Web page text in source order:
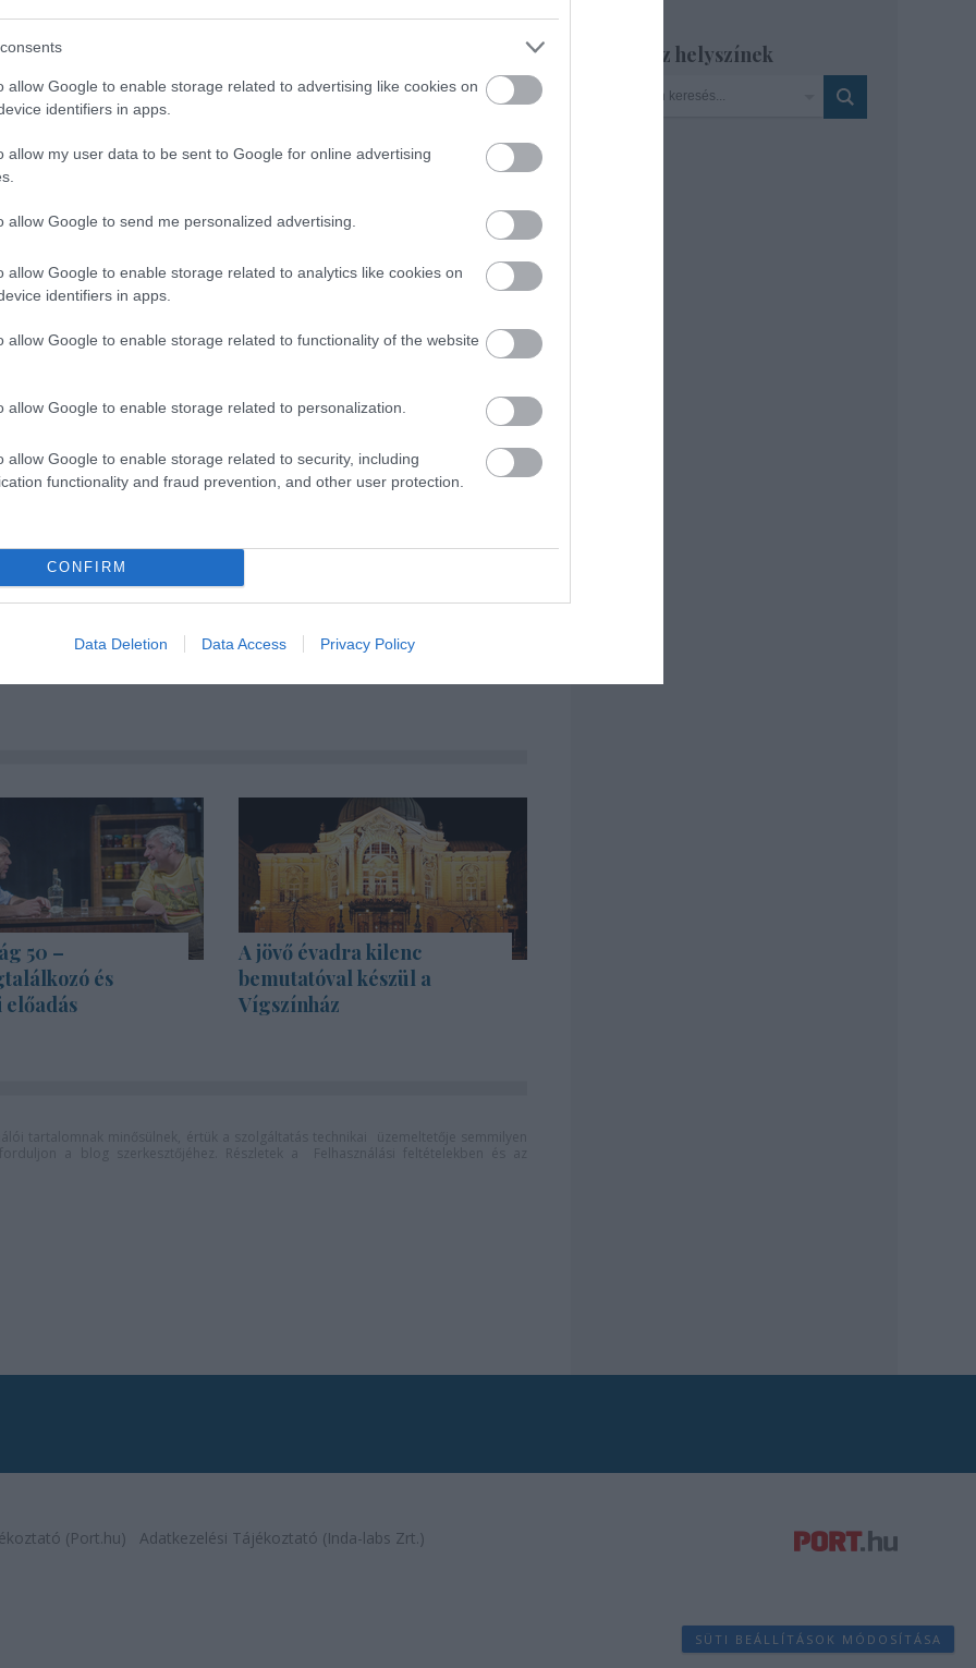
allow Google to enable storage related to advertising like cookies on
identifiers in apps.
allow my user data to be sent to Google for online advertising
allow Google to send me personalized advertising.
allow Google to enable storage related to analytics like cookies on
identifiers in apps.
allow Google to enable storage related to functionality of the website
allow Google to enable storage related to personalization.
allow Google to enable storage related to security, including
functionality and fraud prevention, and other user protection.
CONFIRM
Data Deletion Data Access Privacy Policy
támogatás jut a függetleneknek, de van, aki
és közben a költségek is emelkedtek. Az NKA
"nagyon modern gondolat, csak tartani
teherrel járó működési kiadásokra nem jut majd
Színházról is. " Vidnyánszkynak
moralitások felé megy; nem fogják nézni, mert
Van formaérzéke, tudja tálalni a szépséget, de egy
pillanatnyi hatást lehet elérni azoknál, akik erre
nincs mire rákérdezni - márpedig ezek a
a templomot a színházzal. A színházi
szeretnék magukat papnak látni vagy láttatni" -
50 –
és
A jövő évadra kilenc
bemutatóval készül a
Vígszínház
Szinház helyszínek
(Port.hu) Adatkezelési Tájékoztató (Inda-labs Zrt.)
SÜTI BEÁLLÍTÁSOK MÓDOSÍTÁSA